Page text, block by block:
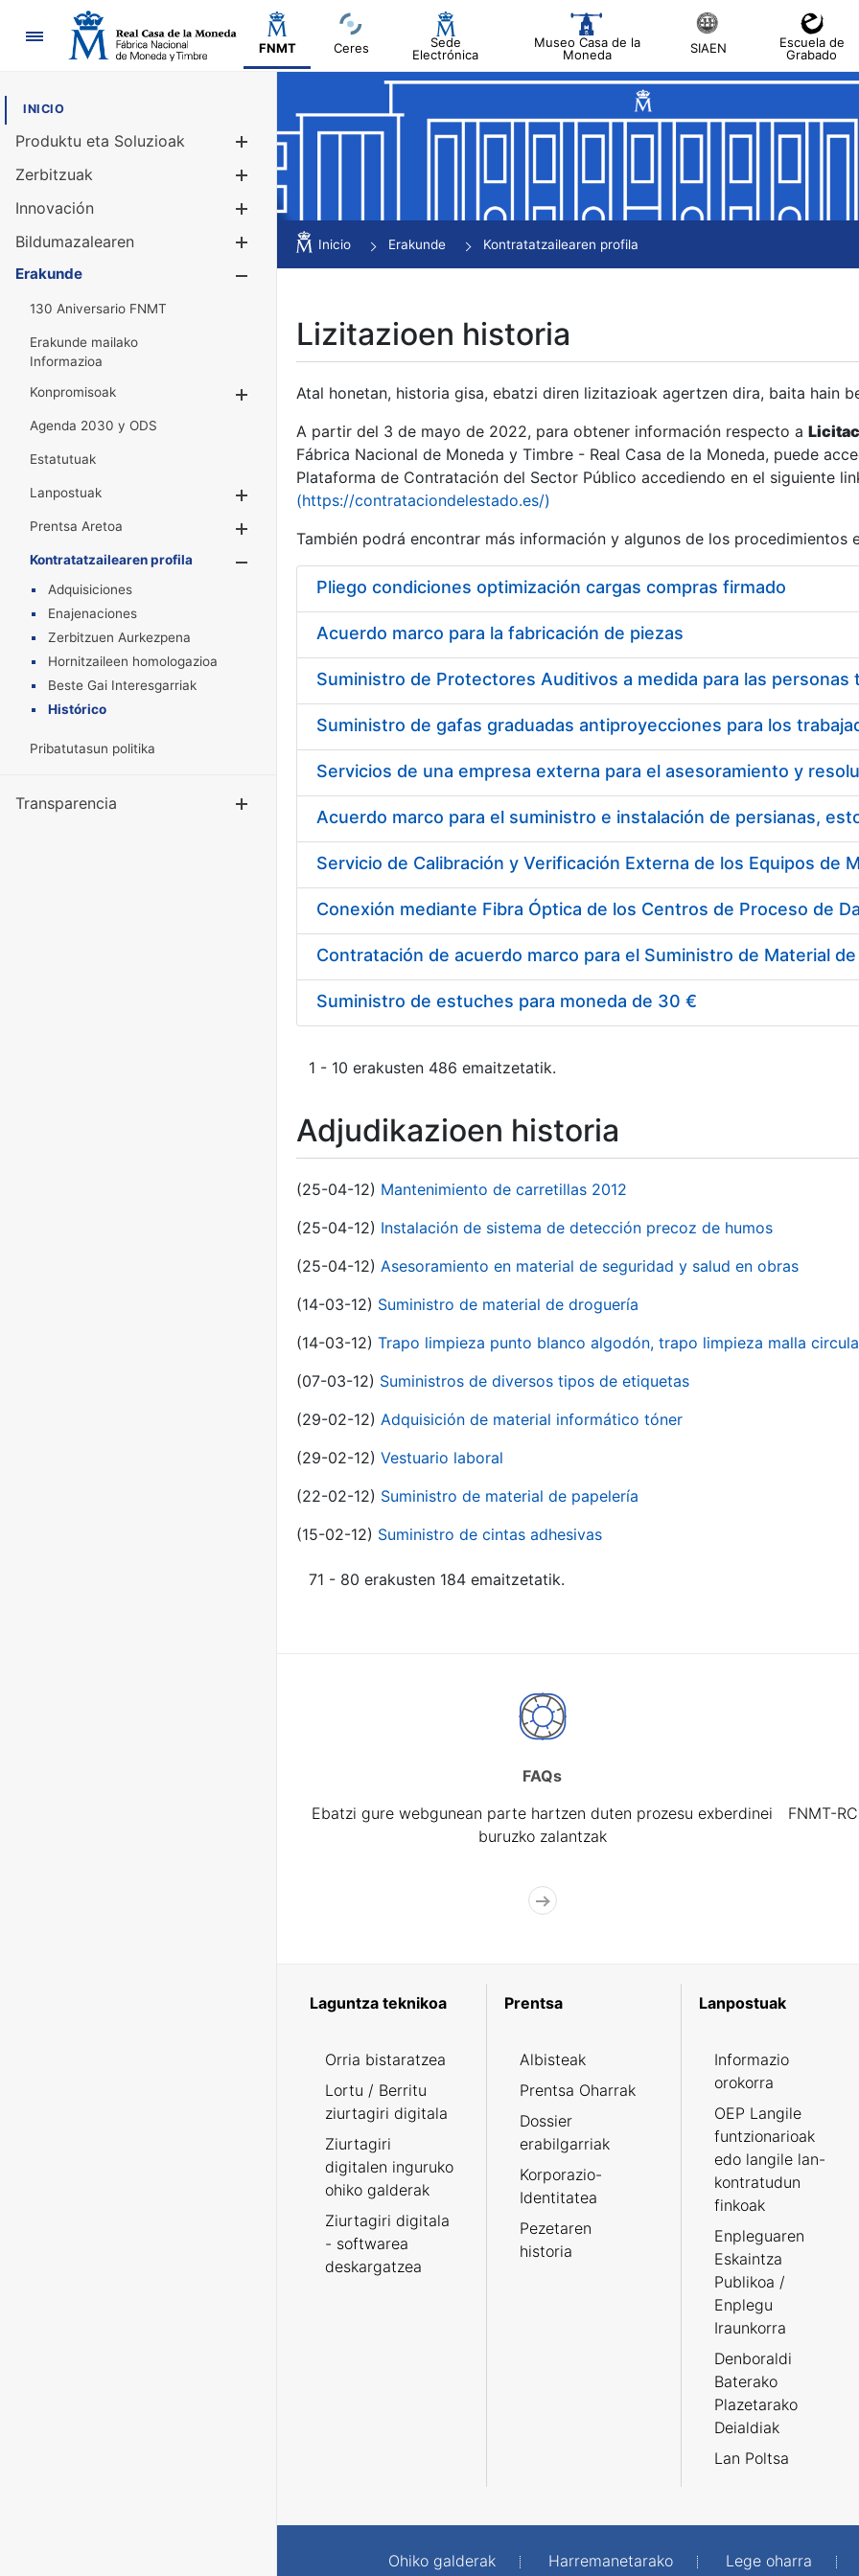
Nabigazioa
FNMT Ceres
Sede
Electrónica
Museo Casa de la
Moneda
SIAEN
Escuela de
Grabado
INICIO
Produktu eta Soluzioak
Erakutsi/Ezkutatu
Zerbitzuak
Innovación
Bildumazalearen
Erakutsi/Ezkutatu
Erakunde
130 Aniversario FNMT
Erakunde mailako
Informazioa
Konpromisoak
Erakutsi/Ezkutatu
Agenda 2030 y ODS
Estatutuak
Lanpostuak
Erakutsi/Ezkutatu
Prentsa Aretoa
Erakutsi/Ezkutatu
Kontratatzailearen profila
Erakutsi/Ezkutatu
Adquisiciones
Enajenaciones
Zerbitzuen Aurkezpena
Hornitzaileen homologazioa
Beste Gai Interesgarriak
Histórico
Pribatutasun politika
Transparencia Erakutsi/Ezkutatu
Inicio Erakunde Kontratatzailearen profila
Lizitazioen historia
Atal honetan, historia gisa, ebatzi diren lizitazioak agertzen dira, baita hain
A partir del 3 de mayo de 2022, para obtener información respecto a
Fábrica Nacional de Moneda y Timbre - Real Casa de la Moneda, puede
Plataforma de Contratación del Sector Público accediendo en el siguiente
(https://contrataciondelestado.es/)
También podrá encontrar más información y algunos de los procedimientos
Pliego condiciones optimización cargas compras firmado
Acuerdo marco para la fabricación de piezas
Acuerdo marco para el suministro e instalación de persianas,
Suministro de estuches para moneda de 30 €
1 - 10 erakusten 486 emaitzetatik.
Adjudikazioen historia
(25-04-12) Mantenimiento de carretillas 2012
(25-04-12) Instalación de sistema de detección precoz de humos
(25-04-12) Asesoramiento en material de seguridad y salud en obras
(14-03-12) Suministro de material de droguería
(14-03-12) Trapo limpieza punto blanco algodón, trapo limpieza malla
(07-03-12) Suministros de diversos tipos de etiquetas
(29-02-12) Adquisición de material informático tóner
(29-02-12) Vestuario laboral
(22-02-12) Suministro de material de papelería
(15-02-12) Suministro de cintas adhesivas
71 - 80 erakusten 184 emaitzetatik.
FAQs
Ebatzi gure webgunean parte hartzen duten prozesu exberdinei
buruzko zalantzak
FNMT-
Laguntza teknikoa
Orria bistaratzea
Lortu / Berritu
ziurtagiri digitala
Ziurtagiri
digitalen inguruko
ohiko galderak
Ziurtagiri digitala
- softwarea
deskargatzea
Prentsa
Albisteak
Prentsa Oharrak
Dossier
erabilgarriak
Korporazio-
Identitatea
Pezetaren
historia
Lanpostuak
Informazio
orokorra
OEP Langile
funtzionarioak
edo langile lan-
kontratudun
finkoak
Enpleguaren
Eskaintza
Publikoa /
Enplegu
Iraunkorra
Denboraldi
Baterako
Plazetarako
Deialdiak
Lan Poltsa
Ohiko galderak Harremanetarako Lege oharra